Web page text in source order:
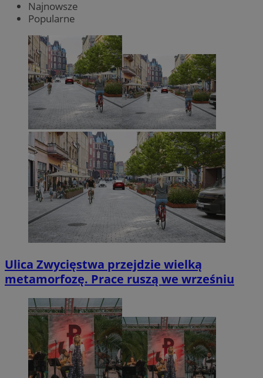
Najnowsze
Popularne
Ulica Zwycięstwa przejdzie wielką
metamorfozę. Prace ruszą we wrześniu